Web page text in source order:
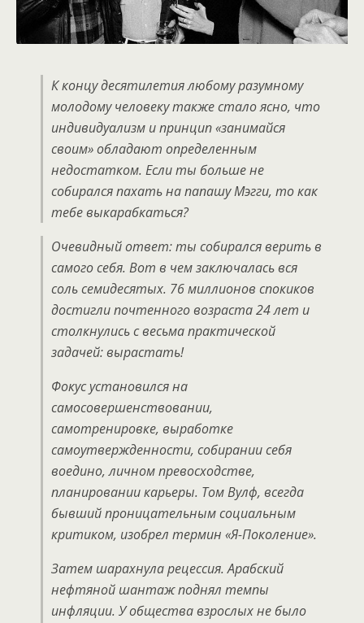
К концу десятилетия любому разумному
молодому человеку также стало ясно, что
индивидуализм и принцип «занимайся
своим» обладают определенным
недостатком. Если ты больше не
собирался пахать на папашу Мэгги, то как
тебе выкарабкаться?
Очевидный ответ: ты собирался верить в
самого себя. Вот в чем заключалась вся
соль семидесятых. 76 миллионов спокиков
достигли почтенного возраста 24 лет и
столкнулись с весьма практической
задачей: вырастать!
Фокус установился на
самосовершенствовании,
самотренировке, выработке
самоутвержденности, собирании себя
воедино, личном превосходстве,
планировании карьеры. Том Вулф, всегда
бывший проницательным социальным
критиком, изобрел термин «Я-Поколение».
Затем шарахнула рецессия. Арабский
нефтяной шантаж поднял темпы
инфляции. У общества взрослых не было